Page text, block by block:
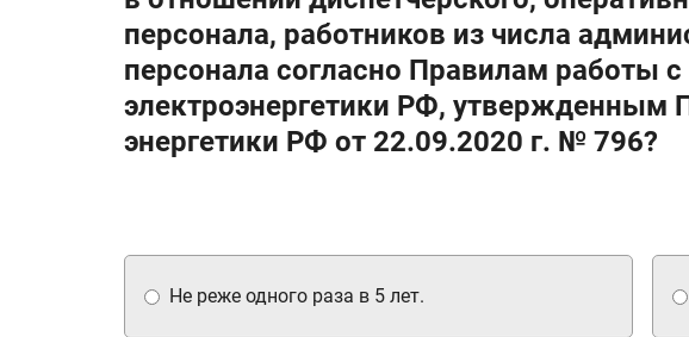
персонала, работников из числа
персонала согласно Правилам работы
электроэнергетики РФ, утвержденным
энергетики РФ от 22.09.2020 г. № 796?
Не реже одного раза в 5 лет.